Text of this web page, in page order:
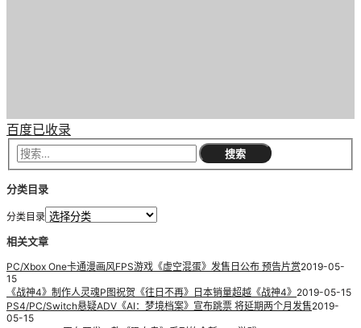
百度已收录
分类目录
分类目录
相关文章
PC/Xbox One卡通漫画风FPS游戏《虚空混蛋》发售日公布 预告片赏2019-05-
15
《战神4》制作人灵魂P图祝贺《往日不再》日本销量超越《战神4》 2019-05-15
PS4/PC/Switch悬疑ADV《AI：梦境档案》宣布跳票 将延期两个月发售2019-
05-15